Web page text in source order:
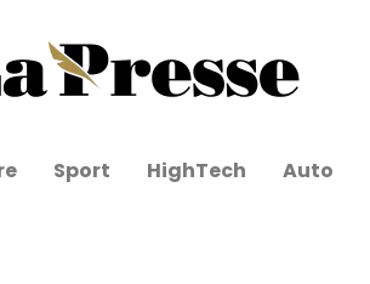
Sport HighTech Auto